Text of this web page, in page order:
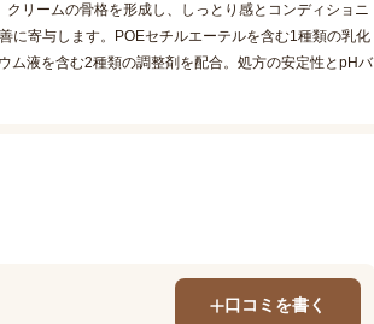
リームの骨格を形成し、しっとり感とコンディショニ
に寄与します。POEセチルエーテルを含む1種類の乳化
ム液を含む2種類の調整剤を配合。処方の安定性とpHバ
口コミを書く